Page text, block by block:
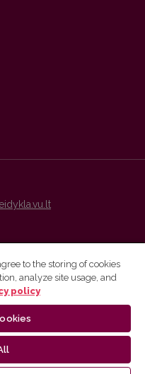
metadata are distributed by
to the storing of cookies
analyze site usage, and
policy